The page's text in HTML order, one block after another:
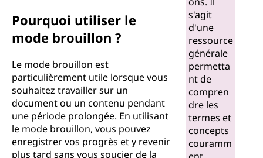
Pourquoi utiliser le
mode brouillon ?
Le mode brouillon est
particulièrement utile lorsque vous
souhaitez travailler sur un
document ou un contenu pendant
une période prolongée. En utilisant
le mode brouillon, vous pouvez
enregistrer vos progrès et y revenir
plus tard sans vous soucier de la
s'agit
d'une
ressource
générale
permetta
nt de
compren
dre les
termes et
concepts
couramm